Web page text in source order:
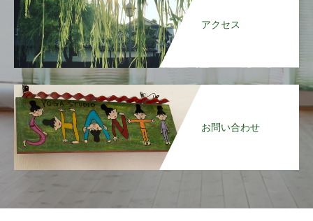
アクセス
お問い合わせ